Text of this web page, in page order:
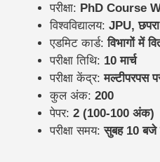
परीक्षा: PhD Course
विश्वविद्यालय: JPU, छपरा
एडमिट कार्ड:विभागों में
परीक्षा तिथि: 10 मार्च
परीक्षा केंद्र:मल्टीपरपस
कुल अंक: 200
पेपर: 2 (100-100 अंक)
परीक्षा समय:सुबह 10 बजे